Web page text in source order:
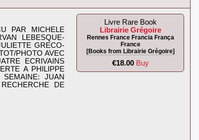
PAR MICHELE
LEBESQUE-
GRECO-
PHOTO AVEC
ECRIVAINS
A PHILIPPE
JUAN
DE
Livre Rare Book
Librairie Grégoire
Rennes France Francia França
France
[Books from Librairie Grégoire]
€18.00 Buy